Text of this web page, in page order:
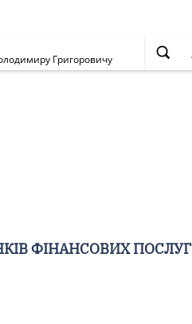
Григоровичу
ФІНАНСОВИХ ПОСЛУГ